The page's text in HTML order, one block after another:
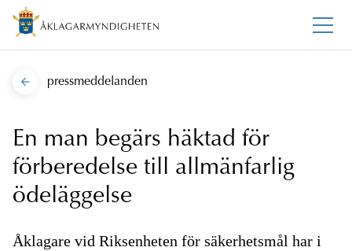
pressmeddelanden
En man begärs häktad för
förberedelse till allmänfarlig
ödeläggelse
Åklagare vid Riksenheten för säkerhetsmål har i